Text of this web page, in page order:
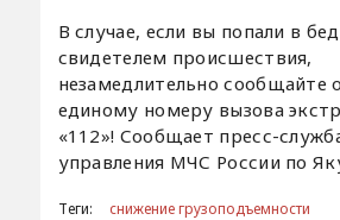
В случае, если вы попали в
свидетелем происшествия,
незамедлительно сообщайте
единому номеру вызова
«112»! Сообщает пресс-
управления МЧС России по
Теги:
снижение грузоподъемности